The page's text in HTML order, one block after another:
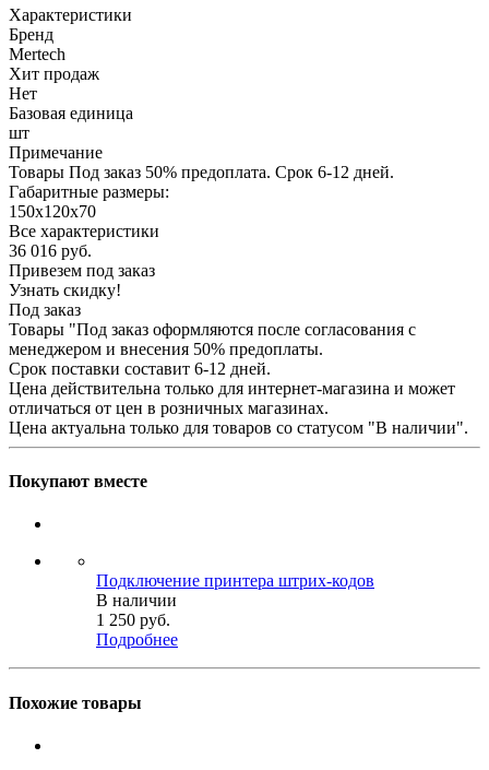
Характеристики
Бренд
Mertech
Хит продаж
Нет
Базовая единица
шт
Примечание
Товары Под заказ 50% предоплата. Срок 6-12 дней.
Габаритные размеры:
150х120х70
Все характеристики
36 016 руб.
Привезем под заказ
Узнать скидку!
Под заказ
Товары "Под заказ оформляются после согласования с
менеджером и внесения 50% предоплаты.
Срок поставки составит 6-12 дней.
Цена действительна только для интернет-магазина и может
отличаться от цен в розничных магазинах.
Цена актуальна только для товаров со статусом "В наличии".
Покупают вместе
Подключение принтера штрих-кодов
В наличии
1 250 руб.
Подробнее
Похожие товары